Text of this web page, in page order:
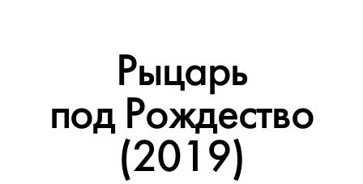
Рыцарь
под Рождество
(2019)